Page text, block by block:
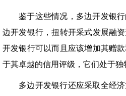
鉴于这些情况，多边开发银
边开发银行，扭转开采式发展融
开发银行可以而且应该增加其赠
于其卓越的信用评级，它们处于独
多边开发银行还应采取全经